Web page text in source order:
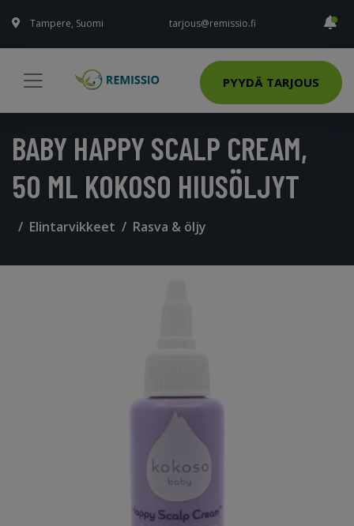
Tampere, Suomi tarjous@remissio.fi
PYYDÄ TARJOUS
BABY HAPPY SCALP CREAM,
50 ML KOKOSO HIUSÖLJYT
Elintarvikkeet Rasva & öljy